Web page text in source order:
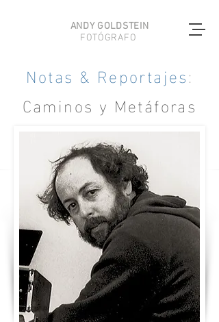
ANDY GOLDSTEIN
FOTÓGRAFO
Notas & Reportajes:
Caminos y Metáforas